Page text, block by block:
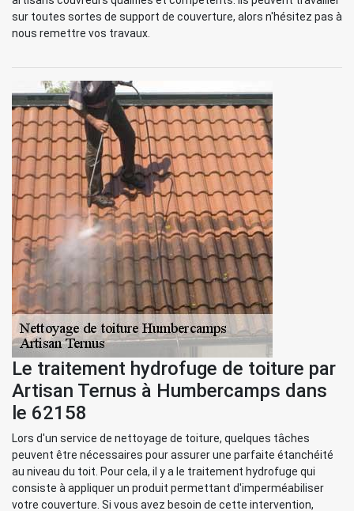
sur toutes sortes de support de couverture, alors n'hésitez pas à
nous remettre vos travaux.
Le traitement hydrofuge de toiture par
Artisan Ternus à Humbercamps dans
le 62158
Lors d'un service de nettoyage de toiture, quelques tâches
peuvent être nécessaires pour assurer une parfaite étanchéité
au niveau du toit. Pour cela, il y a le traitement hydrofuge qui
consiste à appliquer un produit permettant d'imperméabiliser
votre couverture. Si vous avez besoin de cette intervention,